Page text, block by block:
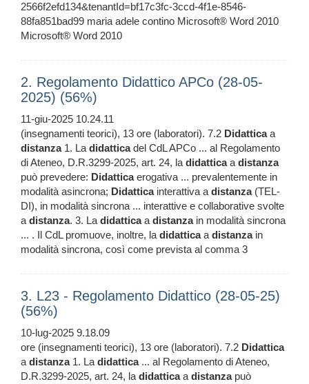
2566f2efd134&tenantId=bf17c3fc-3ccd-4f1e-8546-
88fa851bad99 maria adele contino Microsoft® Word 2010
Microsoft® Word 2010
2. Regolamento Didattico APCo (28-05-
2025) (56%)
11-giu-2025 10.24.11
(insegnamenti teorici), 13 ore (laboratori). 7.2 Didatticaa
distanza1. Ladidatticadel CdL APCo ... al Regolamento
di Ateneo, D.R.3299-2025, art. 24, ladidatticaadistanza
può prevedere: Didatticaerogativa ... prevalentemente in
modalità asincrona; Didatticainterattiva adistanza(TEL-
DI), in modalità sincrona ... interattive e collaborative svolte
adistanza. 3. Ladidatticaadistanzain modalità sincrona
... . Il CdL promuove, inoltre, ladidatticaadistanzain
modalità sincrona, così come prevista al comma 3
3. L23 - Regolamento Didattico (28-05-25)
(56%)
10-lug-2025 9.18.09
ore (insegnamenti teorici), 13 ore (laboratori). 7.2 Didattica
adistanza1. Ladidattica... al Regolamento di Ateneo,
D.R.3299-2025, art. 24, ladidatticaadistanzapuò